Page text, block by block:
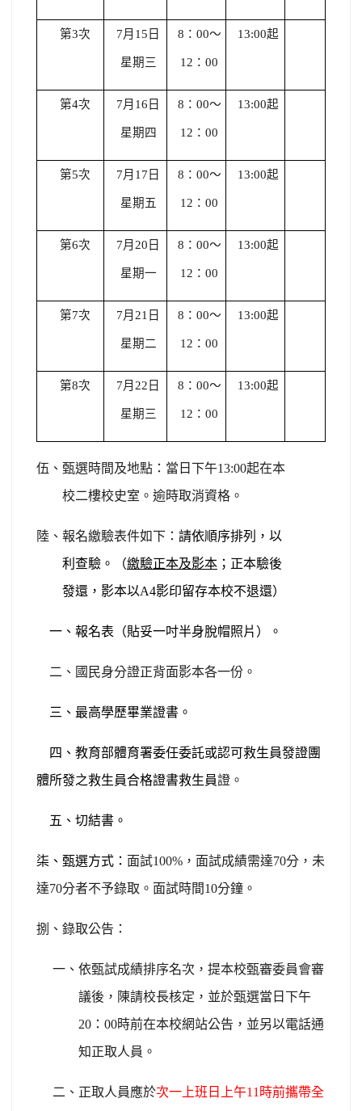
第3次 7月15日
星期三
8 ：00～
12：00
13:00起
第4次 7月16日
星期四
8 ：00～
12：00
13:00起
第5次 7月17日
星期五
8 ：00～
12：00
13:00起
第6次 7月20日
星期一
8 ：00～
12：00
13:00起
第7次 7月21日
星期二
8 ：00～
12：00
13:00起
第8次 7月22日
星期三
8 ：00～
12：00
13:00起
伍、甄選時間及地點：當日下午13:00起在本
校二樓校史室。逾時取消資格。
陸、報名繳驗表件如下： 請依順序排列，以
利查驗。（繳驗正本及影本 ；正本驗後
發還，影本以A4影印留存本校不退還）
一、報名表（貼妥一吋半身脫帽照片）。
二、國民身分證正背面影本各一份。
三、最高學歷畢業證書。
四、教育部體育署委任委託或認可救生員發證團
體所發之救生員合格證書救生員證。
五、切結書。
柒、甄選方式： 面試100% ，面試成績需達70分，未
達70分者不予錄取 。面試時間10分鐘。
捌、錄取公告：
一、依甄試成績排序名次，提本校甄審委員會審
議後，陳請校長核定，並於甄選當日下午
20：00時前在本校網站公告，並另以電話通
知正取人員。
二、正取人員應於次一上班日上午11時前攜帶全